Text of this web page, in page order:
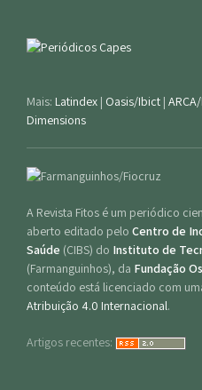
Mais: Latindex | Oasis/Ibict |
Dimensions
A Revista Fitos é um periódico
aberto editado pelo Centro de
Saúde (CIBS) do Instituto de
(Farmanguinhos), da Fundação
conteúdo está licenciado com
Atribuição 4.0 Internacional.
Artigos recentes: